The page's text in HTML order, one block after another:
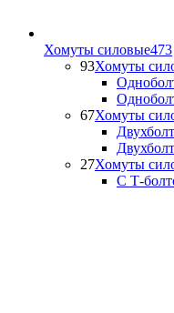
Хомуты силовые473
93Хомуты
67Хомуты
27Хомуты
С Т-